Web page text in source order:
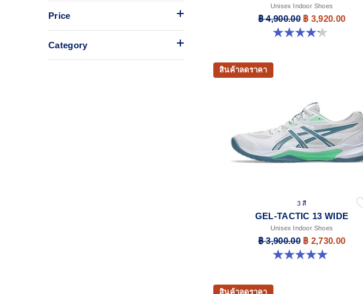
Price
Category
Unisex Indoor Shoes
฿ 4,900.00 ฿ 3,920.00
4.2 จาก 5 ดาว 5 รีวิว
สินค้าลดราคา
3 สี
GEL-TACTIC 13 WIDE
Unisex Indoor Shoes
฿ 3,900.00 ฿ 2,730.00
5.0 จาก 5 ดาว 1 รีวิว
สินค้าลดราคา